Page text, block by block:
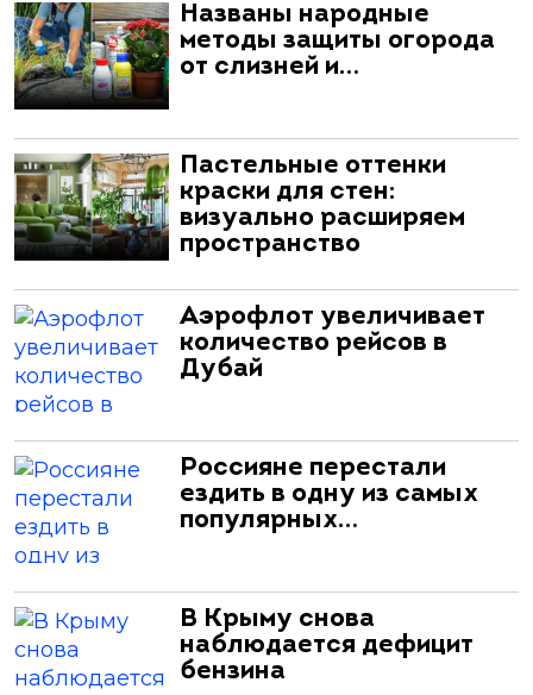
Названы народные
методы защиты огорода
от слизней и…
Пастельные оттенки
краски для стен:
визуально расширяем
пространство
Аэрофлот увеличивает
количество рейсов в
Дубай
Россияне перестали
ездить в одну из самых
популярных…
В Крыму снова
наблюдается дефицит
бензина